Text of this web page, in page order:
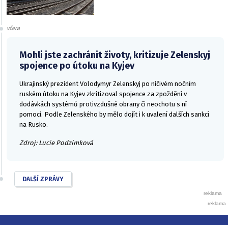
včera
Mohli jste zachránit životy, kritizuje Zelenskyj
spojence po útoku na Kyjev
Ukrajinský prezident Volodymyr Zelenskyj po ničivém nočním
ruském útoku na Kyjev zkritizoval spojence za zpoždění v
dodávkách systémů protivzdušné obrany či neochotu s ní
pomoci. Podle Zelenského by mělo dojít i k uvalení dalších sankcí
na Rusko.
Zdroj: Lucie Podzimková
DALŠÍ ZPRÁVY